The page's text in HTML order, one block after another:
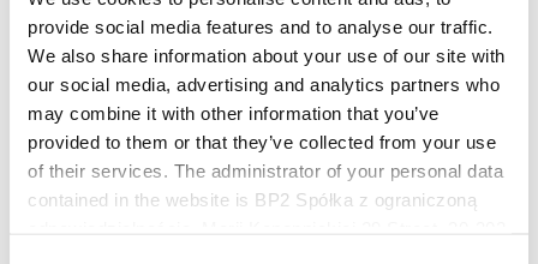
provide social media features and to analyse our traffic.
We also share information about your use of our site with
our social media, advertising and analytics partners who
may combine it with other information that you’ve
provided to them or that they’ve collected from your use
of their services. The administrator of your personal data
contained in the website is BP2 Spółka z ograniczoną
Pomocne linki
Powłoki, kolorystyka i gwarancje
Rejestracja gwarancji